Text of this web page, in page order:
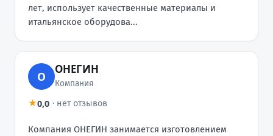
лет, использует качественные материалы и
итальянское оборудова...
О
ОНЕГИН
Компания
★0,0 · нет отзывов
Компания ОНЕГИН занимается изготовлением